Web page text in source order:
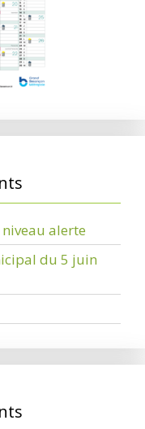
alerte
du 5 juin